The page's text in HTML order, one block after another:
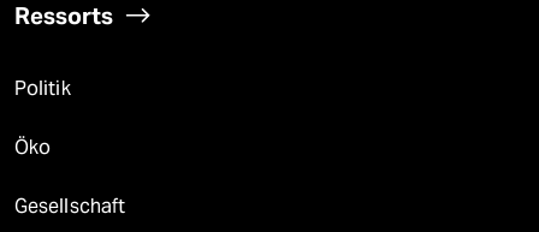
Ressorts
Politik
Öko
Gesellschaft